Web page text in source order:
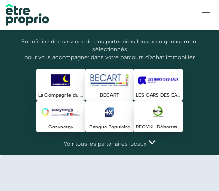
Bénéficiez des services de nos partenaires locaux soigneusement
sélectionnés
pour vous accompagner dans votre parcours d'achat immobilier
La Compagnie du Lit BECART LES GARS DES EAUX
Cozynergy Banque Populaire RECYKL-Débarras du Nord
Voir tous les partenaires locaux